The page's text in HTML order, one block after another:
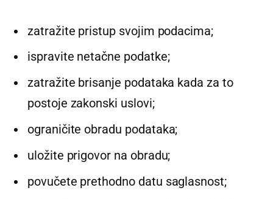
zatražite pristup svojim podacima;
ispravite netačne podatke;
zatražite brisanje podataka kada za to
postoje zakonski uslovi;
ograničite obradu podataka;
uložite prigovor na obradu;
povučete prethodno datu saglasnost;